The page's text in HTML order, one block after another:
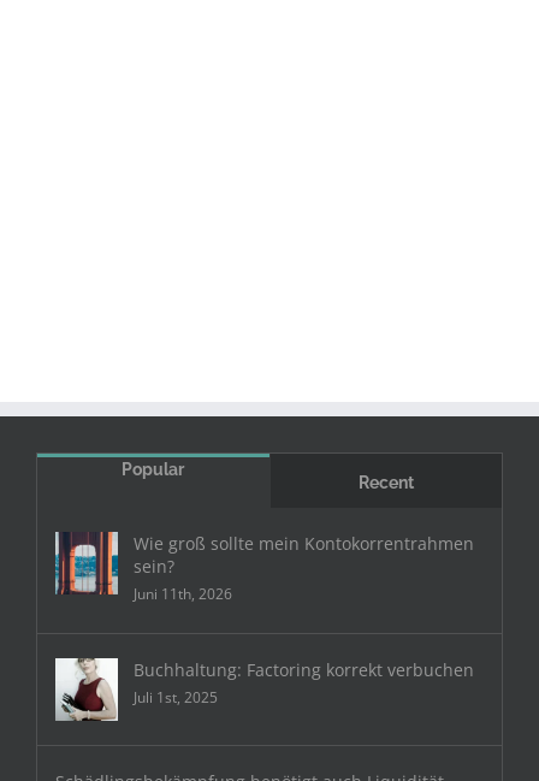
Popular
Recent
Wie groß sollte mein Kontokorrentrahmen
sein?
Juni 11th, 2026
Buchhaltung: Factoring korrekt verbuchen
Juli 1st, 2025